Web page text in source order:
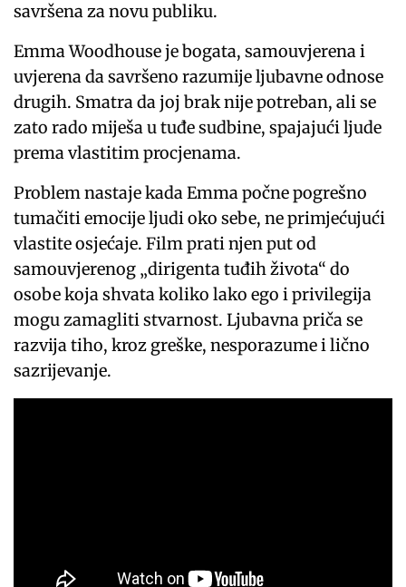
savršena za novu publiku.
Emma Woodhouse je bogata, samouvjerena i
uvjerena da savršeno razumije ljubavne odnose
drugih. Smatra da joj brak nije potreban, ali se
zato rado miješa u tuđe sudbine, spajajući ljude
prema vlastitim procjenama.
Problem nastaje kada Emma počne pogrešno
tumačiti emocije ljudi oko sebe, ne primjećujući
vlastite osjećaje. Film prati njen put od
samouvjerenog „dirigenta tuđih života“ do
osobe koja shvata koliko lako ego i privilegija
mogu zamagliti stvarnost. Ljubavna priča se
razvija tiho, kroz greške, nesporazume i lično
sazrijevanje.